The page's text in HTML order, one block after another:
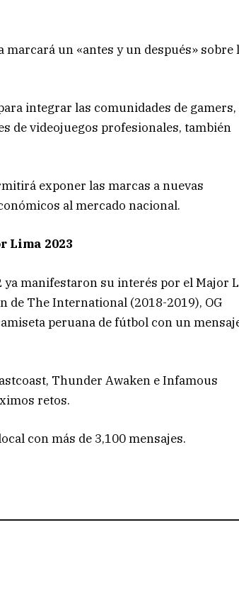
un «antes y un después» sobre
integrar las comunidades de gamers,
de videojuegos profesionales, también
exponer las marcas a nuevas
al mercado nacional.
Lima 2023
manifestaron su interés por el Major
de The International (2018-2019), OG
peruana de fútbol con un
Thunder Awaken e Infamous
retos.
con más de 3,100 mensajes.